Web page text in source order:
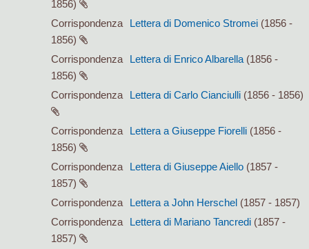
1856)
Corrispondenza
Lettera di Domenico Stromei (1856 -
1856)
Corrispondenza
Lettera di Enrico Albarella (1856 -
1856)
Corrispondenza
Lettera di Carlo Cianciulli (1856 - 1856)
Corrispondenza Lettera a Giuseppe Fiorelli (1856 -
1856)
Corrispondenza
Lettera di Giuseppe Aiello (1857 -
1857)
Corrispondenza
Lettera a John Herschel (1857 - 1857)
Corrispondenza
Lettera di Mariano Tancredi (1857 -
1857)